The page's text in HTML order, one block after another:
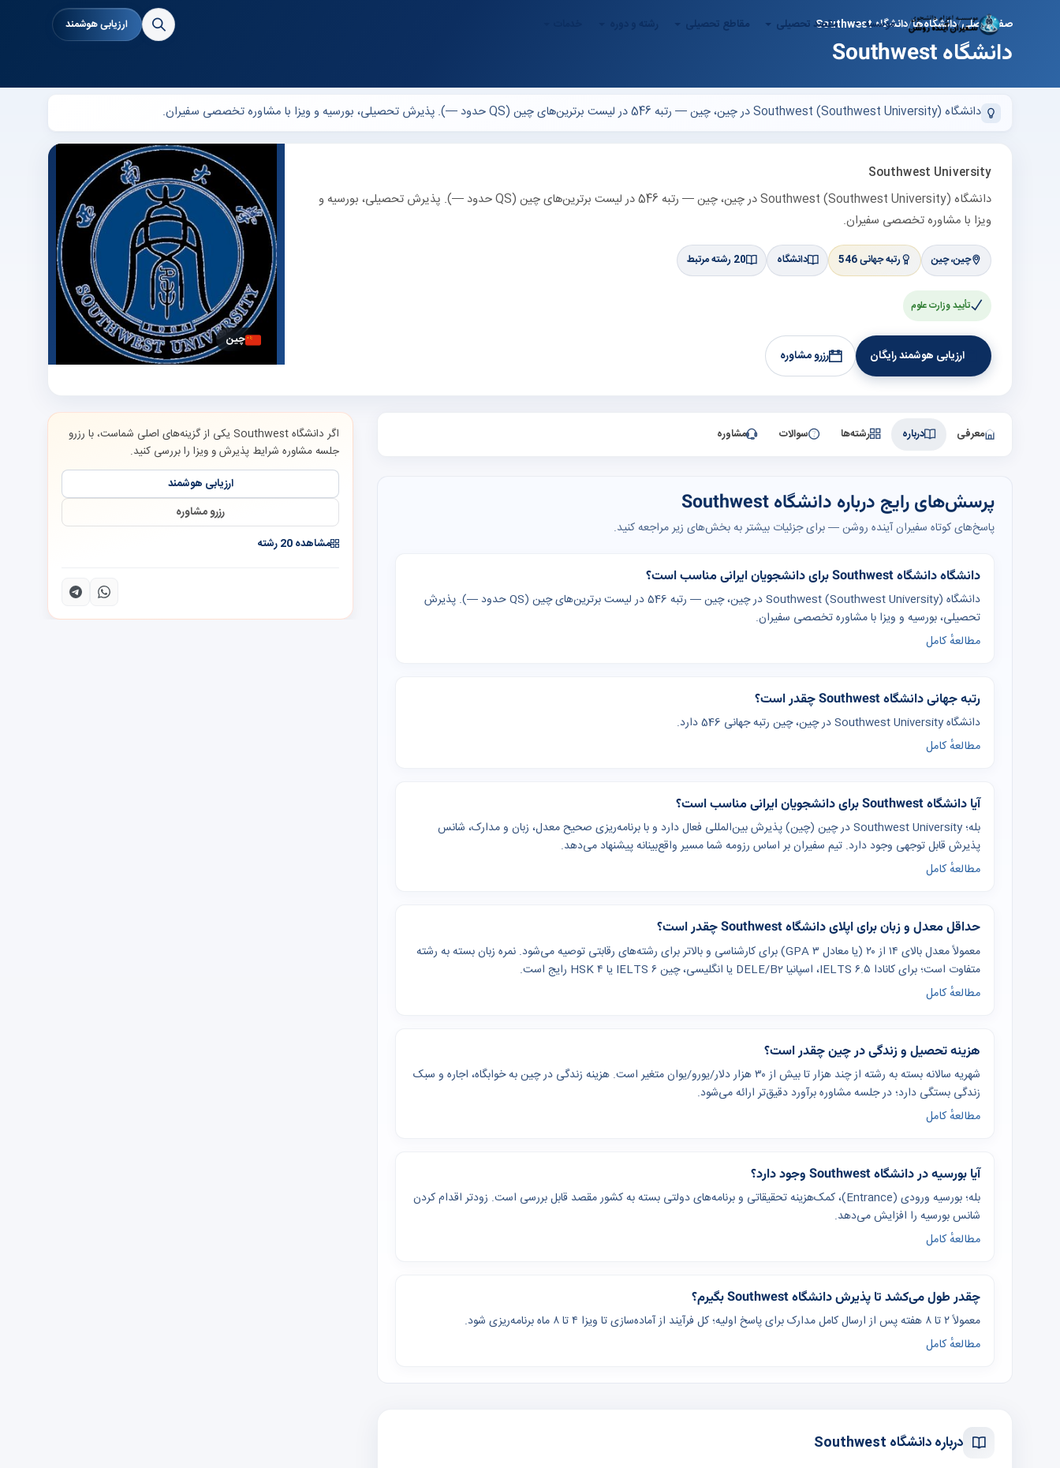
ارزیابی هوشمند موسسه مقصد تحصیلی مقاطع تحصیلی صفحه اصلی دانشگاه‌ها دانشگاه Southwest
دانشگاه Southwest
دانشگاه Southwest (Southwest University) در چین، چین — رتبه 546 در لیست برترین‌های چین (QS حدود —). پذیرش تحصیلی، بورسیه و ویزا با مشاوره تخصصی سفیران.
Southwest University
دانشگاه Southwest (Southwest University) در چین، چین — رتبه 546 در لیست برترین‌های چین (QS حدود —). پذیرش تحصیلی، بورسیه و
ویزا با مشاوره تخصصی سفیران.
چین، چین رتبه جهانی 546 دانشگاه 20 رشته مرتبط
تأیید وزارت علوم
ارزیابی هوشمند رایگان رزرو مشاوره
چین
معرفی درباره رشته‌ها سوالات مشاوره
پرسش‌های رایج درباره دانشگاه Southwest
پاسخ‌های کوتاه سفیران آینده روشن — برای جزئیات بیشتر به بخش‌های زیر مراجعه کنید.
دانشگاه دانشگاه Southwest برای دانشجویان ایرانی مناسب است؟
دانشگاه Southwest (Southwest University) در چین، چین — رتبه 546 در لیست برترین‌های چین (QS حدود —). پذیرش
تحصیلی، بورسیه و ویزا با مشاوره تخصصی سفیران.
مطالعهٔ کامل
رتبه جهانی دانشگاه Southwest چقدر است؟
دانشگاه Southwest University در چین، چین رتبه جهانی 546 دارد.
مطالعهٔ کامل
آیا دانشگاه Southwest برای دانشجویان ایرانی مناسب است؟
بله؛ Southwest University در چین (چین) پذیرش بین‌المللی فعال دارد و با برنامه‌ریزی صحیح معدل، زبان و مدارک، شانس
پذیرش قابل توجهی وجود دارد. تیم سفیران بر اساس رزومه شما مسیر واقع‌بینانه پیشنهاد می‌دهد.
مطالعهٔ کامل
حداقل معدل و زبان برای اپلای دانشگاه Southwest چقدر است؟
معمولاً معدل بالای ۱۴ از ۲۰ (یا معادل GPA ۳) برای کارشناسی و بالاتر برای رشته‌های رقابتی توصیه می‌شود. نمره زبان بسته به رشته
متفاوت است؛ برای کانادا IELTS ۶.۵، اسپانیا DELE/B2 یا انگلیسی، چین IELTS ۶ یا HSK ۴ رایج است.
مطالعهٔ کامل
هزینه تحصیل و زندگی در چین چقدر است؟
شهریه سالانه بسته به رشته از چند هزار تا بیش از ۳۰ هزار دلار/یورو/یوان متغیر است. هزینه زندگی در چین به خوابگاه، اجاره و سبک
زندگی بستگی دارد؛ در جلسه مشاوره برآورد دقیق‌تر ارائه می‌شود.
مطالعهٔ کامل
آیا بورسیه در دانشگاه Southwest وجود دارد؟
بله؛ بورسیه ورودی (Entrance)، کمک‌هزینه تحقیقاتی و برنامه‌های دولتی بسته به کشور مقصد قابل بررسی است. زودتر اقدام کردن
شانس بورسیه را افزایش می‌دهد.
مطالعهٔ کامل
چقدر طول می‌کشد تا پذیرش دانشگاه Southwest بگیرم؟
معمولاً ۲ تا ۸ هفته پس از ارسال کامل مدارک برای پاسخ اولیه؛ کل فرآیند از آماده‌سازی تا ویزا ۴ تا ۸ ماه برنامه‌ریزی شود.
مطالعهٔ کامل
درباره دانشگاه Southwest
اگر دانشگاه Southwest یکی از گزینه‌های اصلی شماست، با رزرو
جلسه مشاوره شرایط پذیرش و ویزا را بررسی کنید.
ارزیابی هوشمند
رزرو مشاوره
مشاهده 20 رشته